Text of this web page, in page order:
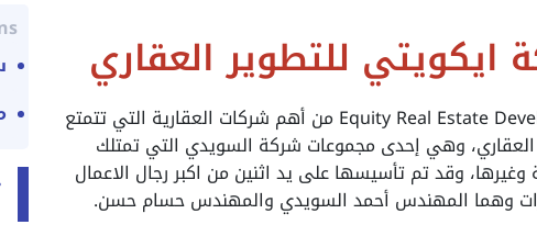
للتطوير العقاري
شركة ايكويتي للتطوير العقاري Equity Real Estate Development من أهم شركات العقارية التي تتمتع
وهي إحدى مجموعات شركة السويدي التي تمتلك
وقد تم تأسيسها على يد اثنين من اكبر رجال الاعمال
وهما المهندس أحمد السويدي والمهندس حسام حسن.